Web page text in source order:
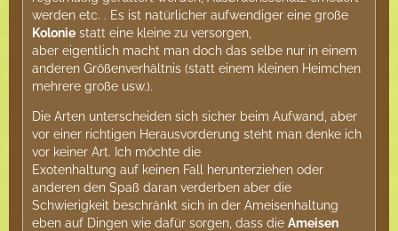
werden etc. . Es ist natürlicher aufwendiger eine große
Kolonie statt eine kleine zu versorgen,
aber eigentlich macht man doch das selbe nur in einem
anderen Größenverhältnis (statt einem kleinen Heimchen
mehrere große usw.).
Die Arten unterscheiden sich sicher beim Aufwand, aber
vor einer richtigen Herausvorderung steht man denke ich
vor keiner Art. Ich möchte die
Exotenhaltung auf keinen Fall herunterziehen oder
anderen den Spaß daran verderben aber die
Schwierigkeit beschränkt sich in der Ameisenhaltung
eben auf Dingen wie dafür sorgen, dass die Ameisen